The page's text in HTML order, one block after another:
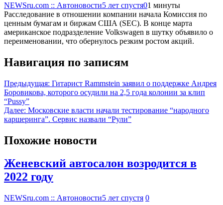
NEWSru.com :: Автоновости5 лет спустя01 минуты
Расследование в отношении компании начала Комиссия по
ценным бумагам и биржам США (SEC). В конце марта
американское подразделение Volkswagen в шутку объявило о
переименовании, что обернулось резким ростом акций.
Навигация по записям
Предыдущая: Гитарист Rammstein заявил о поддержке Андрея
Боровикова, которого осудили на 2,5 года колонии за клип
“Pussy”
Далее: Московские власти начали тестирование “народного
каршеринга”. Сервис назвали “Рули”
Похожие новости
Женевский автосалон возродится в
2022 году
NEWSru.com :: Автоновости5 лет спустя 0